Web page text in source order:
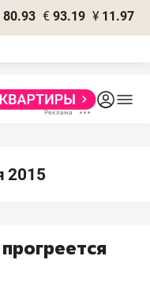
80.93 € 93.19 ¥ 11.97
2015